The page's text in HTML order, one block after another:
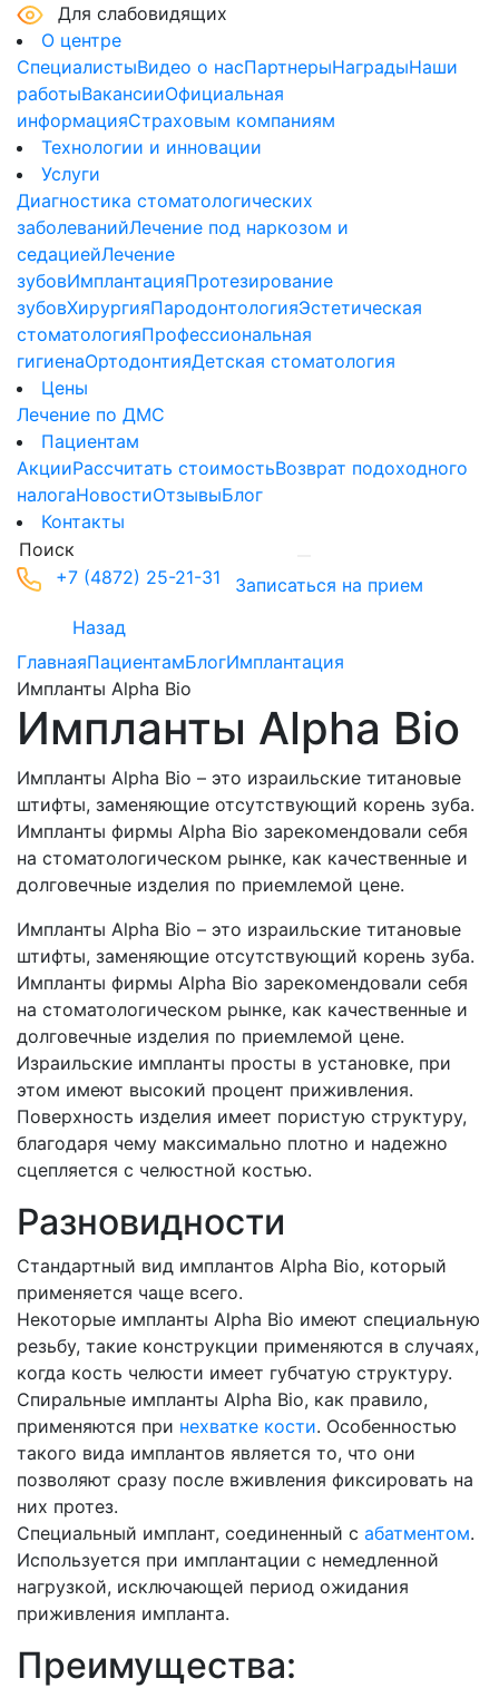
Для слабовидящих
О центре
СпециалистыВидео о насПартнерыНаградыНаши
работыВакансииОфициальная
информацияСтраховым компаниям
Технологии и инновации
Услуги
Диагностика стоматологических
заболеванийЛечение под наркозом и
седациейЛечение
зубовИмплантацияПротезирование
зубовХирургияПародонтологияЭстетическая
стоматологияПрофессиональная
гигиенаОртодонтияДетская стоматология
Цены
Лечение по ДМС
Пациентам
АкцииРассчитать стоимостьВозврат подоходного
налогаНовостиОтзывыБлог
Контакты
+7 (4872) 25-21-31
Записаться на прием
Назад
ГлавнаяПациентамБлогИмплантация
Импланты Alpha Bio
Импланты Alpha Bio
Импланты Alpha Bio – это израильские титановые
штифты, заменяющие отсутствующий корень зуба.
Импланты фирмы Alpha Bio зарекомендовали себя
на стоматологическом рынке, как качественные и
долговечные изделия по приемлемой цене.
Импланты Alpha Bio – это израильские титановые
штифты, заменяющие отсутствующий корень зуба.
Импланты фирмы Alpha Bio зарекомендовали себя
на стоматологическом рынке, как качественные и
долговечные изделия по приемлемой цене.
Израильские импланты просты в установке, при
этом имеют высокий процент приживления.
Поверхность изделия имеет пористую структуру,
благодаря чему максимально плотно и надежно
сцепляется с челюстной костью.
Разновидности
Стандартный вид имплантов Alpha Bio, который
применяется чаще всего.
Некоторые импланты Alpha Bio имеют специальную
резьбу, такие конструкции применяются в случаях,
когда кость челюсти имеет губчатую структуру.
Спиральные импланты Alpha Bio, как правило,
применяются при нехватке кости. Особенностью
такого вида имплантов является то, что они
позволяют сразу после вживления фиксировать на
них протез.
Специальный имплант, соединенный с абатментом.
Используется при имплантации с немедленной
нагрузкой, исключающей период ожидания
приживления импланта.
Преимущества: